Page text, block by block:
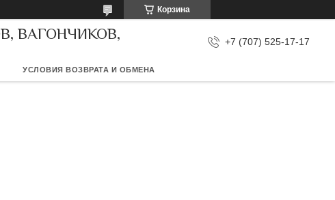
Корзина
ВАГОНЧИКОВ,
+7 (707) 525-17-17
УСЛОВИЯ ВОЗВРАТА И ОБМЕНА